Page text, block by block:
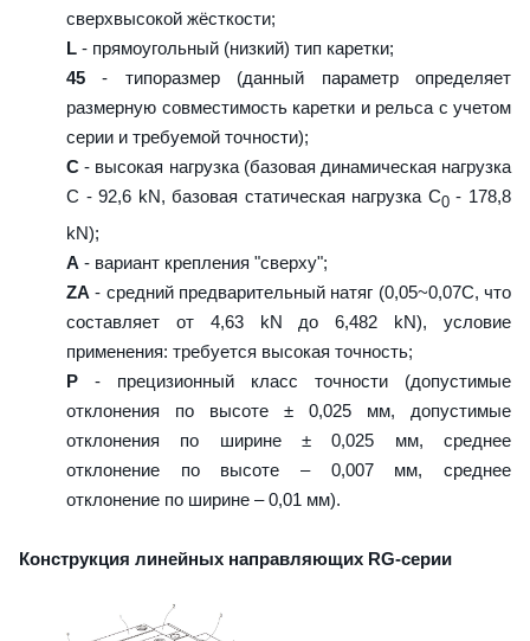
сверхвысокой жёсткости;
L - прямоугольный (низкий) тип каретки;
45 - типоразмер (данный параметр определяет
размерную совместимость каретки и рельса с учетом
серии и требуемой точности);
C - высокая нагрузка (базовая динамическая нагрузка
C - 92,6 kN, базовая статическая нагрузка С0- 178,8
kN);
A - вариант крепления "сверху";
ZA - средний предварительный натяг (0,05~0,07C, что
составляет от 4,63 kN до 6,482 kN), условие
применения: требуется высокая точность;
P - прецизионный класс точности (допустимые
отклонения по высоте ± 0,025 мм, допустимые
отклонения по ширине ± 0,025 мм, среднее
отклонение по высоте – 0,007 мм, среднее
отклонение по ширине – 0,01 мм).
Конструкция линейных направляющих RG-серии